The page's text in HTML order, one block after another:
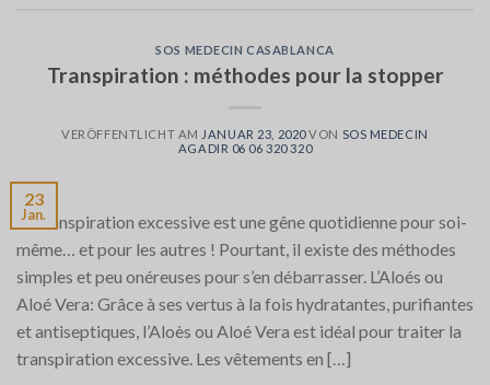
SOS MEDECIN CASABLANCA
Transpiration : méthodes pour la stopper
VERÖFFENTLICHT AM JANUAR 23, 2020VON SOS MEDECIN
AGADIR 06 06 320 320
23
Jan.
La transpiration excessive est une gêne quotidienne pour soi-
même… et pour les autres ! Pourtant, il existe des méthodes
simples et peu onéreuses pour s’en débarrasser. L’Aloés ou
Aloé Vera: Grâce à ses vertus à la fois hydratantes, purifiantes
et antiseptiques, l’Aloès ou Aloé Vera est idéal pour traiter la
transpiration excessive. Les vêtements en […]